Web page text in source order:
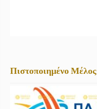
Πιστοποιημένο Μέλος